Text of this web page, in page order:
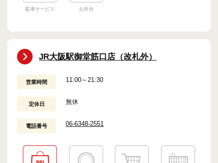
駐車サービス お弁当
JR大阪駅御堂筋口店（改札外）
営業時間 11:00～21:30
定休日 無休
電話番号 06-6348-2551